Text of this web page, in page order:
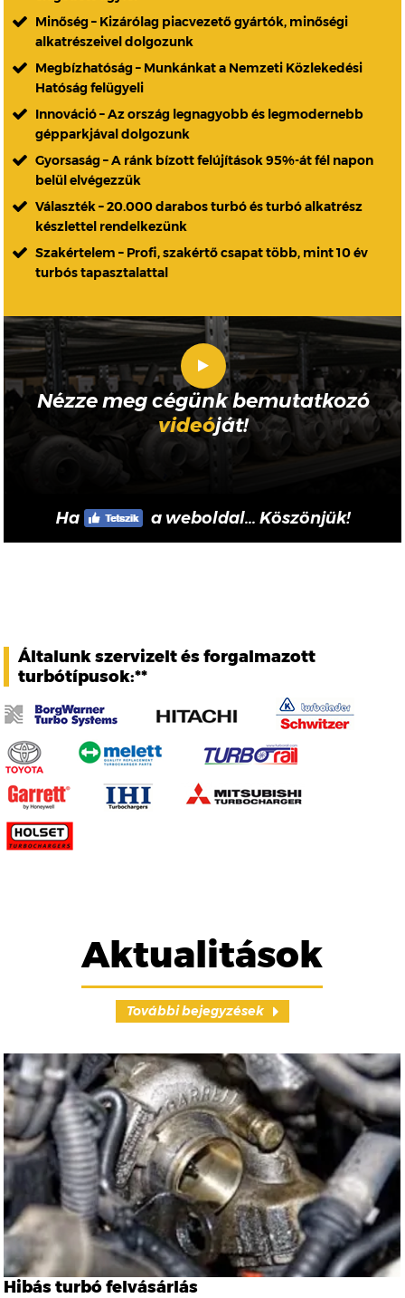
Minőség – Kizárólag piacvezető gyártók, minőségi
alkatrészeivel dolgozunk
Megbízhatóság – Munkánkat a Nemzeti Közlekedési
Hatóság felügyeli
Innováció – Az ország legnagyobb és legmodernebb
gépparkjával dolgozunk
Gyorsaság – A ránk bízott felújítások 95%-át fél napon
belül elvégezzük
Választék – 20.000 darabos turbó és turbó alkatrész
készlettel rendelkezünk
Szakértelem – Profi, szakértő csapat több, mint 10 év
turbós tapasztalattal
Nézze meg cégünk bemutatkozó
videóját!
Ha a weboldal... Köszönjük!
Általunk szervizelt és forgalmazott
turbótípusok:**
Aktualitások
További bejegyzések
Hibás turbó felvásárlás